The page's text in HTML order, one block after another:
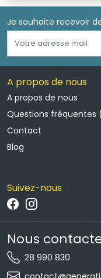
Je souhaite recevoir
A propos de nous
A propos de nous
Questions fréquentes
Contact
Blog
Suivez-nous
Nous
28 990 830